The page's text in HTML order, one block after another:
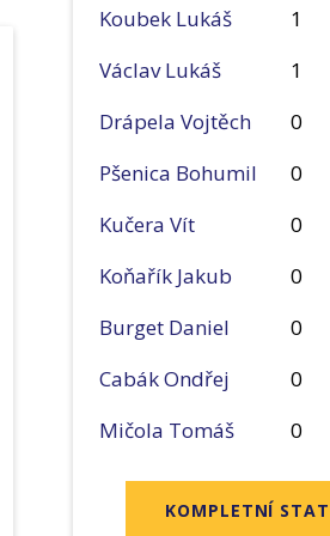
Koubek Lukáš 1
Václav Lukáš
1
Drápela Vojtěch
0
Pšenica Bohumil
0
Kučera Vít
0
Koňařík Jakub
0
Burget Daniel
0
Cabák Ondřej
0
Mičola Tomáš
0
KOMPLETNÍ